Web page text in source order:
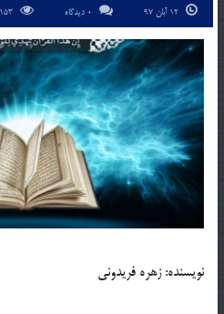
0 دیدگاه
نویسنده: زهره فریدونی